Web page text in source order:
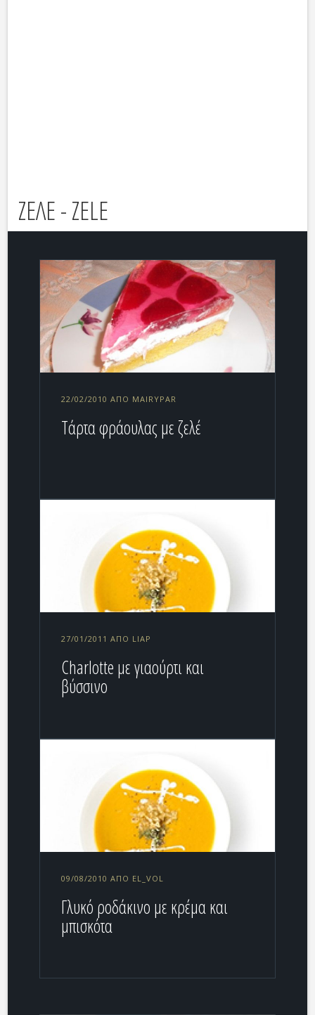
ΖΕΛΕ - ZELE
22/02/2010 ΑΠΌ MAIRYPAR
Τάρτα φράουλας με ζελέ
27/01/2011 ΑΠΌ LIAP
Charlotte με γιαούρτι και
βύσσινο
09/08/2010 ΑΠΌ EL_VOL
Γλυκό ροδάκινο με κρέμα και
μπισκότα